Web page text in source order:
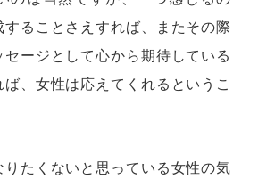
することさえすれば、またその際
ージとして心から期待している
、女性は応えてくれるというこ
りたくないと思っている女性の気